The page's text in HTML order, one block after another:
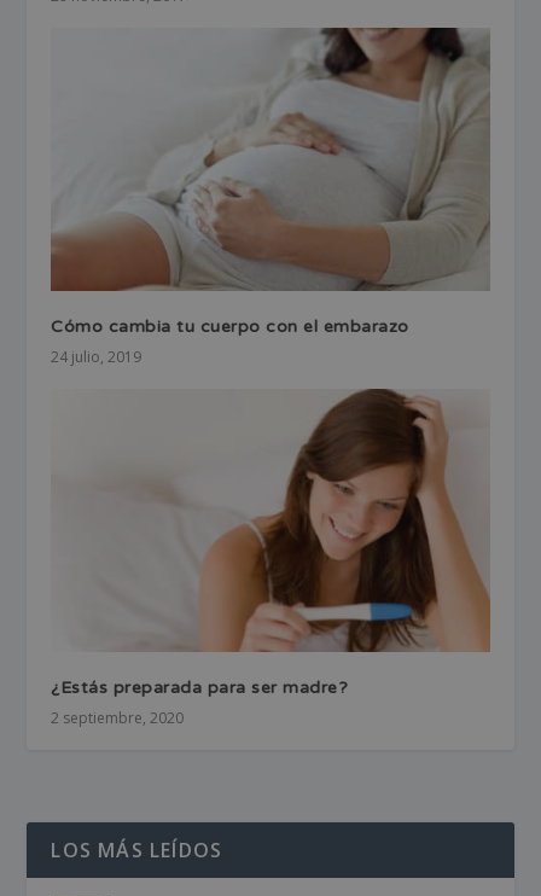
Cómo cambia tu cuerpo con el embarazo
24 julio, 2019
¿Estás preparada para ser madre?
2 septiembre, 2020
LOS MÁS LEÍDOS